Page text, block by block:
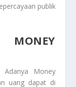
publik
Adanya Money
uang dapat di